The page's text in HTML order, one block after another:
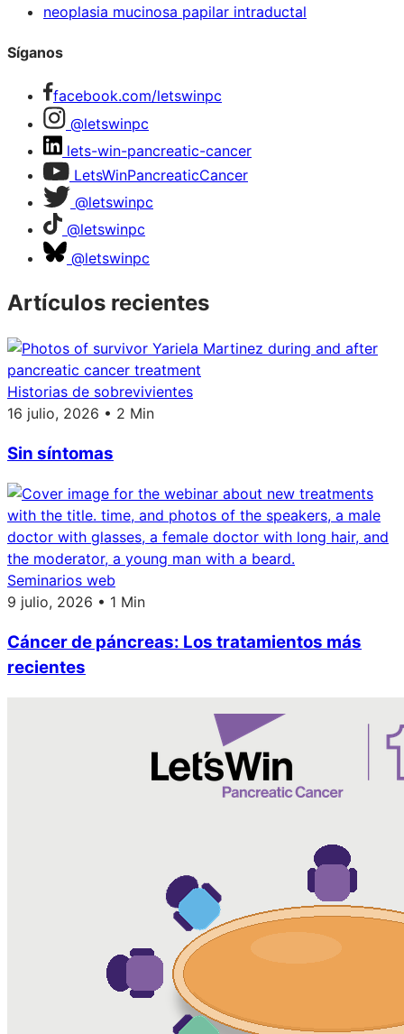
neoplasia mucinosa papilar intraductal
Síganos
facebook.com/letswinpc
@letswinpc
lets-win-pancreatic-cancer
LetsWinPancreaticCancer
@letswinpc
@letswinpc
@letswinpc
Artículos recientes
Historias de sobrevivientes
16 julio, 2026 • 2 Min
Sin síntomas
Seminarios web
9 julio, 2026 • 1 Min
Cáncer de páncreas: Los tratamientos más
recientes